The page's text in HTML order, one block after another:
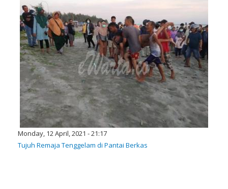
Monday, 12 April, 2021 - 21:17
Tujuh Remaja Tenggelam di Pantai Berkas